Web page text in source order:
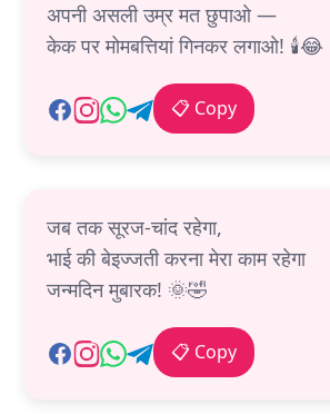
अपनी असली उम्र मत छुपाओ —
केक पर मोमबत्तियां गिनकर लगाओ! 🕯️😂
📋 Copy
जब तक सूरज-चांद रहेगा,
भाई की बेइज्जती करना मेरा काम रहेगा
जन्मदिन मुबारक! 🌞🤣
📋 Copy